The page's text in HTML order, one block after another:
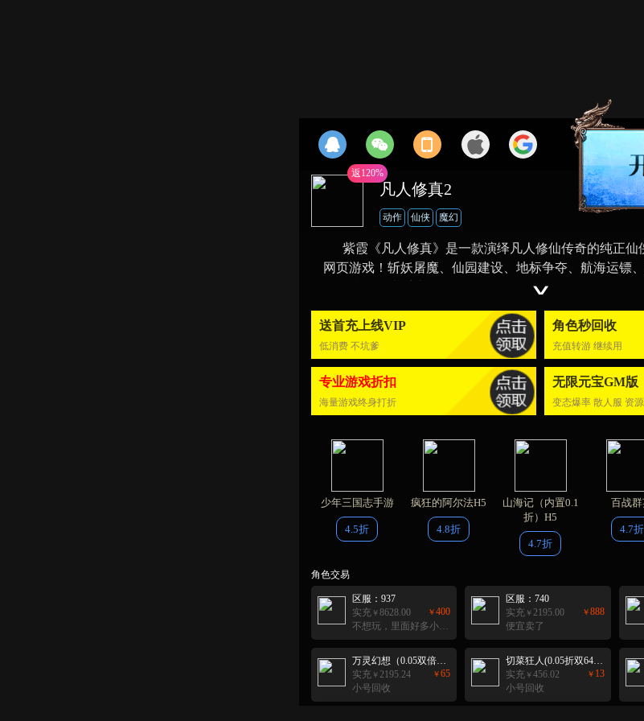
返120%
凡人修真2
动作 仙侠 魔幻
紫霞《凡人修真》是一款演绎凡人修仙传奇的纯正仙
网页游戏！斩妖屠魔、仙园建设、地标争夺、航海运镖
送首充上线VIP
低消费 不坑爹
角色秒回收
充值转游 继续用
专业游戏折扣
海量游戏终身打折
无限元宝GM版
变态爆率 散人服 资
少年三国志手游
4.5折
疯狂的阿尔法H5
4.8折
山海记（内置0.1
折）H5
4.7折
百战
4.7折
角色交易
区服：937
￥400
实充 ￥8628.00
不想玩，里面好多小号90+以上
区服：740
￥888
实充 ￥ 2195.00
便宜卖了
万灵幻想（0.05双倍买断商城爽玩版）H5 区服：3
￥65
实充 ￥2195.24
小号回收
切菜狂人(0.05折双6480代金劵)H5 区服：1
￥ 13
实充 ￥456.02
小号回收